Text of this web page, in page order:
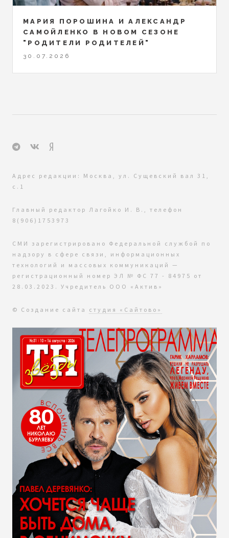
МАРИЯ ПОРОШИНА И АЛЕКСАНДР
САМОЙЛЕНКО В НОВОМ СЕЗОНЕ
"РОДИТЕЛИ РОДИТЕЛЕЙ"
30.07.2026
Адрес редакции: Москва, ул. Сущевский вал 31,
с.1
Главный редактор Лагойко И. В., телефон
8(906)1753973
СМИ зарегистрировано Федеральной службой по
надзору в сфере связи, информационных
технологий и массовых коммуникаций —
регистрационный номер ЭЛ № ФС 77 - 84975 от
28.03.2023. Учредитель ООО «Актив»
© Создание сайта студия «Сайтово»